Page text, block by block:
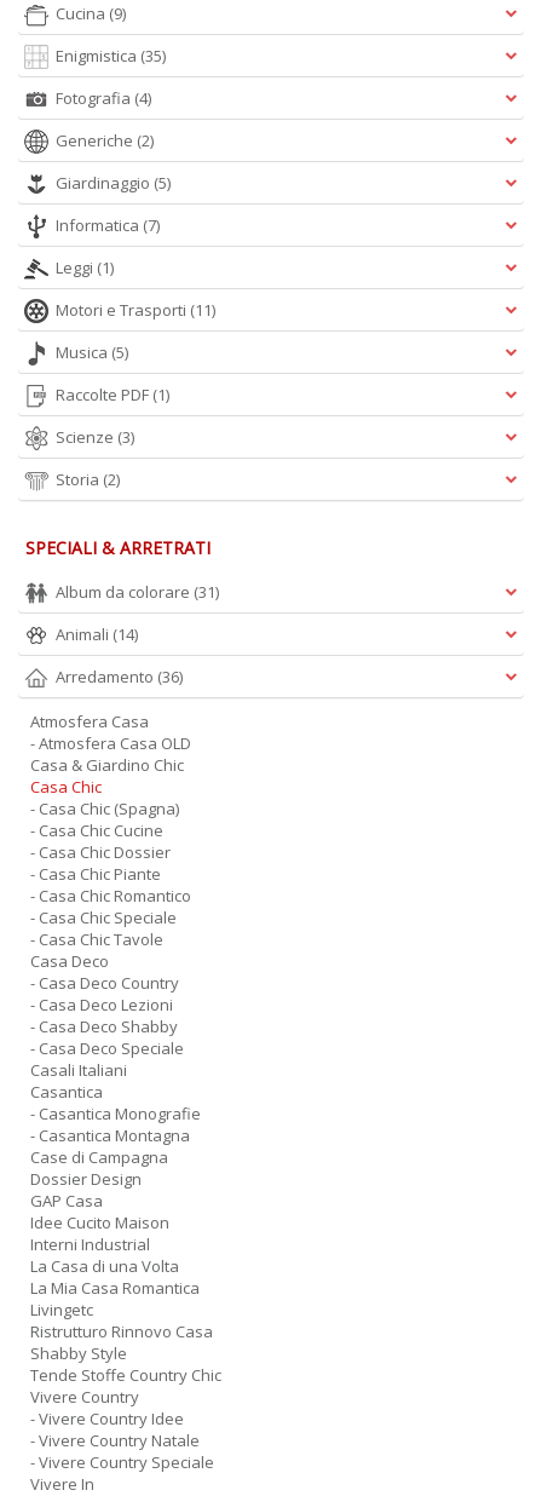
Cucina (9)
Enigmistica (35)
Fotografia (4)
Generiche (2)
Giardinaggio (5)
Informatica (7)
Leggi (1)
Motori e Trasporti (11)
Musica (5)
Raccolte PDF (1)
Scienze (3)
Storia (2)
SPECIALI & ARRETRATI
Album da colorare (31)
Animali (14)
Arredamento (36)
Atmosfera Casa
- Atmosfera Casa OLD
Casa & Giardino Chic
Casa Chic
- Casa Chic (Spagna)
- Casa Chic Cucine
- Casa Chic Dossier
- Casa Chic Piante
- Casa Chic Romantico
- Casa Chic Speciale
- Casa Chic Tavole
Casa Deco
- Casa Deco Country
- Casa Deco Lezioni
- Casa Deco Shabby
- Casa Deco Speciale
Casali Italiani
Casantica
- Casantica Monografie
- Casantica Montagna
Case di Campagna
Dossier Design
GAP Casa
Idee Cucito Maison
Interni Industrial
La Casa di una Volta
La Mia Casa Romantica
Livingetc
Ristrutturo Rinnovo Casa
Shabby Style
Tende Stoffe Country Chic
Vivere Country
- Vivere Country Idee
- Vivere Country Natale
- Vivere Country Speciale
Vivere In